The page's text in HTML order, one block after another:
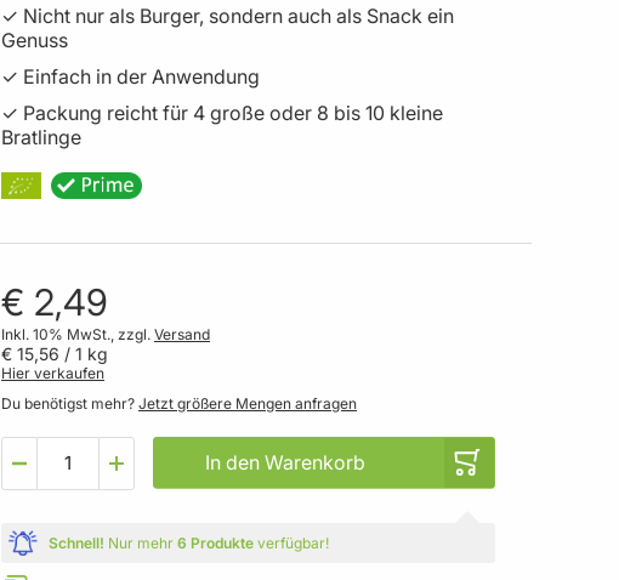
✓ Nicht nur als Burger, sondern auch als Snack ein
Genuss
✓ Einfach in der Anwendung
✓ Packung reicht für 4 große oder 8 bis 10 kleine
Bratlinge
€ 2,49
Inkl. 10% MwSt., zzgl. Versand
€ 15,56 / 1 kg
Hier verkaufen
Du benötigst mehr? Jetzt größere Mengen anfragen
In den Warenkorb
Schnell! Nur mehr 6 Produkte verfügbar!